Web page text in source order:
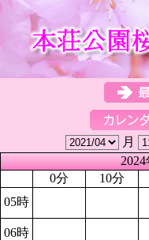
月
0分
10分
05時
06時